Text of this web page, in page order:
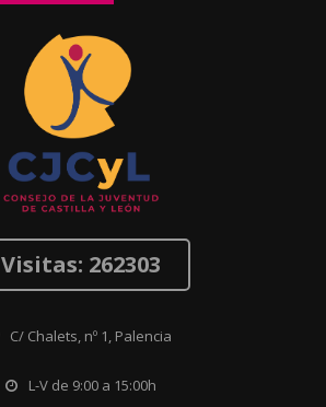
Visitas: 262303
C/ Chalets, nº 1, Palencia
L-V de 9:00 a 15:00h